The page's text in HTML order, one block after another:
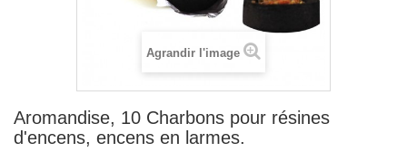
Agrandir l'image
Aromandise, 10 Charbons pour résines
d'encens, encens en larmes.